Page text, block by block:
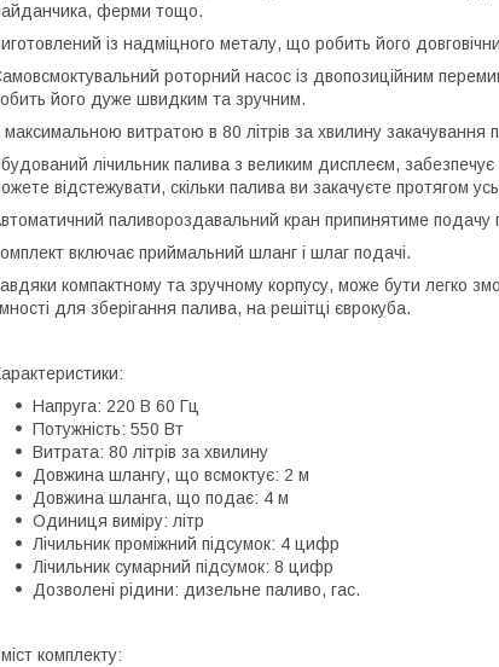
ферми тощо.
із надміцного металу, що робить його
роторний насос із двопозиційним
його дуже швидким та зручним.
максимальною витратою в 80 літрів за хвилину закачування
лічильник палива з великим дисплеєм,
відстежувати, скільки палива ви закачуєте протягом
паливороздавальний кран припинятиме подачу
включає приймальний шланг і шлаг подачі.
компактному та зручному корпусу, може бути легко
для зберігання палива, на решітці єврокуба.
Напруга: 220 В 60 Гц
Потужність: 550 Вт
Витрата: 80 літрів за хвилину
Довжина шлангу, що всмоктує: 2 м
Довжина шланга, що подає: 4 м
Одиниця виміру: літр
Лічильник проміжний підсумок: 4 цифр
Лічильник сумарний підсумок: 8 цифр
Дозволені рідини: дизельне паливо, гас.
комплекту: